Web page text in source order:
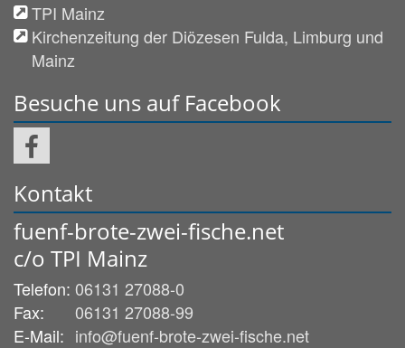
TPI Mainz
Kirchenzeitung der Diözesen Fulda, Limburg und
Mainz
Besuche uns auf Facebook
Kontakt
fuenf-brote-zwei-fische.net
c/o TPI Mainz
Telefon: 06131 27088-0
Fax:
06131 27088-99
E-Mail: info@fuenf-brote-zwei-fische.net